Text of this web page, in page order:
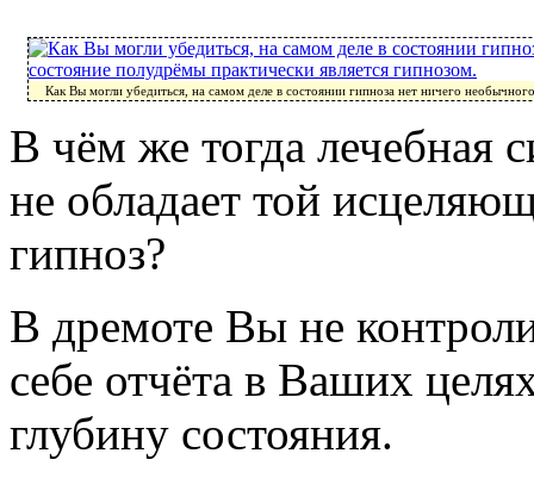
Как Вы могли убедиться, на самом деле в состоянии гипноза нет ничего
В чём же тогда лечебная
не обладает той
гипноз?
В дремоте Вы не
себе отчёта в Ваших
глубину состояния.